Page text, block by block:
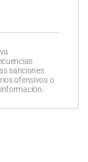
sanciones
ofensivos o